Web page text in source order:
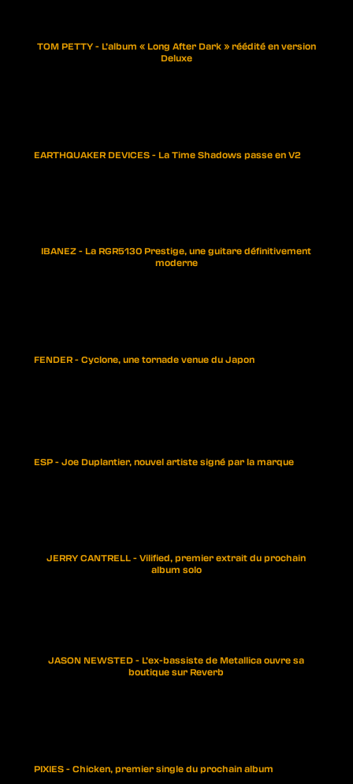
TOM PETTY - L’album « Long After Dark » réédité en version
Deluxe
EARTHQUAKER DEVICES - La Time Shadows passe en V2
IBANEZ - La RGR5130 Prestige, une guitare définitivement
moderne
FENDER - Cyclone, une tornade venue du Japon
ESP - Joe Duplantier, nouvel artiste signé par la marque
JERRY CANTRELL - Vilified, premier extrait du prochain
album solo
JASON NEWSTED - L’ex-bassiste de Metallica ouvre sa
boutique sur Reverb
PIXIES - Chicken, premier single du prochain album